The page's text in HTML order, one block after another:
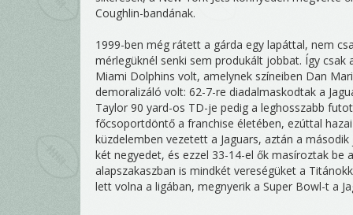
Coughlin-bandának.
1999-ben még rátett a gárda egy lapáttal, nem
mérlegüknél senki sem produkált jobbat. Így
Miami Dolphins volt, amelynek színeiben Dan
demoralizáló volt: 62-7-re diadalmaskodtak a
Taylor 90 yard-os TD-je pedig a leghosszabb
főcsoportdöntő a franchise életében, ezúttal
küzdelemben vezetett a Jaguars, aztán a
két negyedet, és ezzel 33-14-el ők masíroztak be
alapszakaszban is mindkét vereségüket a
lett volna a ligában, megnyerik a Super Bowl-t a